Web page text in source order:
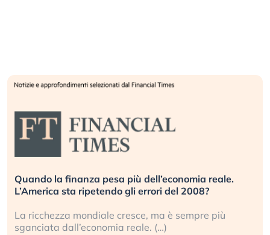
Quando la finanza pesa più dell’economia reale.
L’America sta ripetendo gli errori del 2008?
La ricchezza mondiale cresce, ma è sempre più
sganciata dall’economia reale. (…)